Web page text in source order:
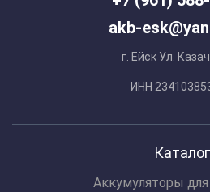
akb-
г. Ейск Ул.
ИНН
Каталог
Аккумуляторы